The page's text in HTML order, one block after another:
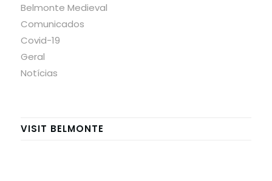
Belmonte Medieval
Comunicados
Covid-19
Geral
Notícias
VISIT BELMONTE